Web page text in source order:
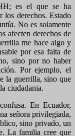
es el que se ha
los derechos. Estado
No es solamente
afecten derechos de
me hace algo y
por esa falta de
sino por no haber
Por ejemplo, el
la guerrilla, sino que
ciudadania.
En Ecuador,
señora privilegiada,
sino privado, un
La familia cree que